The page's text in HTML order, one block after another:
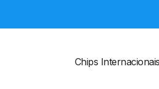
Chips Internacionais